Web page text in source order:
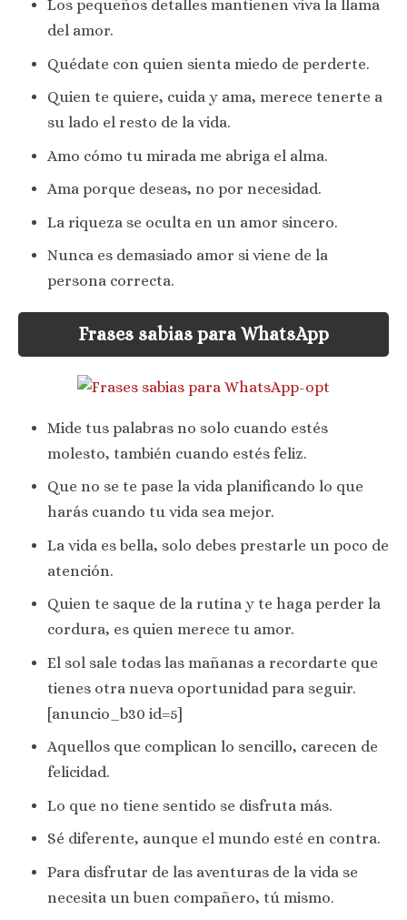
Los pequeños detalles mantienen viva la llama
del amor.
Quédate con quien sienta miedo de perderte.
Quien te quiere, cuida y ama, merece tenerte a
su lado el resto de la vida.
Amo cómo tu mirada me abriga el alma.
Ama porque deseas, no por necesidad.
La riqueza se oculta en un amor sincero.
Nunca es demasiado amor si viene de la
persona correcta.
Frases sabias para WhatsApp
Mide tus palabras no solo cuando estés
molesto, también cuando estés feliz.
Que no se te pase la vida planificando lo que
harás cuando tu vida sea mejor.
La vida es bella, solo debes prestarle un poco de
atención.
Quien te saque de la rutina y te haga perder la
cordura, es quien merece tu amor.
El sol sale todas las mañanas a recordarte que
tienes otra nueva oportunidad para seguir.
[anuncio_b30 id=5]
Aquellos que complican lo sencillo, carecen de
felicidad.
Lo que no tiene sentido se disfruta más.
Sé diferente, aunque el mundo esté en contra.
Para disfrutar de las aventuras de la vida se
necesita un buen compañero, tú mismo.